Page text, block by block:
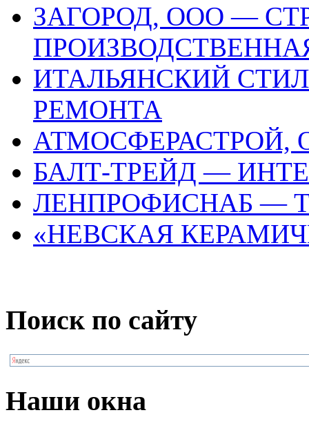
ЗАГОРОД, ООО —
ИТАЛЬЯНСКИЙ
РЕМОНТА
АТМОСФЕРАСТРОЙ,
БАЛТ-ТРЕЙД —
ЛЕНПРОФИСНАБ —
«НЕВСКАЯ
Поиск по сайту
Наши окна